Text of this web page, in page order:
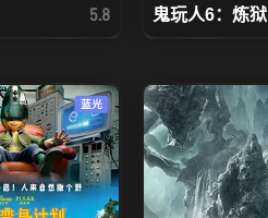
5.8 鬼玩人6：炼狱
蓝光